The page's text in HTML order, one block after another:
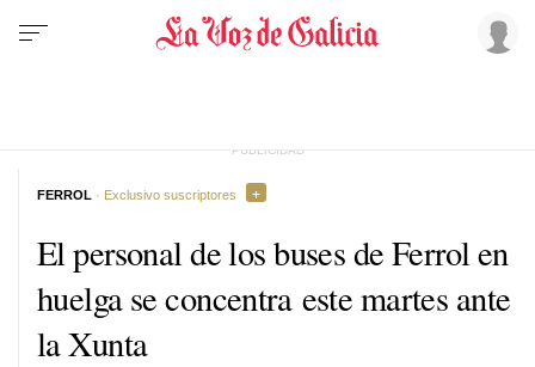
El personal de los buses de Ferrol en
huelga se concentra este martes ante
la Xunta
FERROL · Exclusivo suscriptores